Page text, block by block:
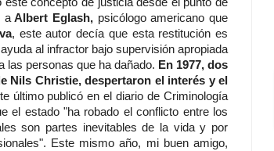
aAlbert Eglash, psicólogo americano que
, este autor decía que esta restitución es
al infractor bajo supervisión apropiada
las personas que ha dañado. En 1977, dos
Nils Christie, despertaron el interés y el
último publicó en el diario de Criminología
el estado "ha robado el conflicto entre los
son partes inevitables de la vida y por
Este mismo año, mi buen amigo,